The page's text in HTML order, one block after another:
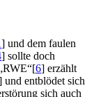
] und dem faulen
] sollte doch
[6] erzählt
und entblödet sich
sich auch